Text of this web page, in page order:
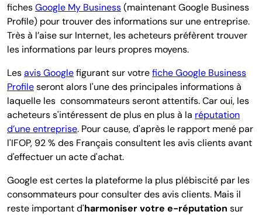
fichesGoogle My Business(maintenant Google Business
Profile) pour trouver des informations sur une entreprise.
Très à l’aise sur Internet, les acheteurs préfèrent trouver
les informations par leurs propres moyens.
Lesavis Googlefigurant sur votrefiche Google Business
Profileseront alors l'une des principales informations à
laquelle les consommateurs seront attentifs. Car oui, les
acheteurs s'intéressent de plus en plus à la réputation
d’une entreprise. Pour cause, d'après le rapport mené par
l'IFOP, 92 % des Français consultent les avis clients avant
d'effectuer un acte d'achat.
Google est certes la plateforme la plus plébiscité par les
consommateurs pour consulter des avis clients. Mais il
reste important d'harmoniser votre e-réputation sur